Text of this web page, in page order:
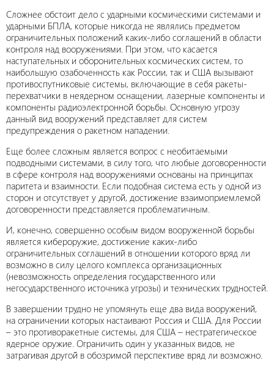
Сложнее обстоит дело с ударными космическими системами и
ударными БПЛА, которые никогда не являлись предметом
ограничительных положений каких-либо соглашений в области
контроля над вооружениями. При этом, что касается
наступательных и оборонительных космических систем, то
наибольшую озабоченность как России, так и США вызывают
противоспутниковые системы, включающие в себя ракеты-
перехватчики в неядерном оснащении, лазерные компоненты и
компоненты радиоэлектронной борьбы. Основную угрозу
данный вид вооружений представляет для систем
предупреждения о ракетном нападении.
Еще более сложным является вопрос с необитаемыми
подводными системами, в силу того, что любые договоренности
в сфере контроля над вооружениями основаны на принципах
паритета и взаимности. Если подобная система есть у одной из
сторон и отсутствует у другой, достижение взаимоприемлемой
договоренности представляется проблематичным.
И, конечно, совершенно особым видом вооруженной борьбы
является кибероружие, достижение каких-либо
ограничительных соглашений в отношении которого вряд ли
возможно в силу целого комплекса организационных
(невозможность определения государственного или
негосударственного источника угрозы) и технических трудностей.
В завершении трудно не упомянуть еще два вида вооружений,
на ограничении которых настаивают Россия и США. Для России
– это противоракетные системы, для США – нестратегическое
ядерное оружие. Ограничить один у указанных видов, не
затрагивая другой в обозримой перспективе вряд ли возможно.